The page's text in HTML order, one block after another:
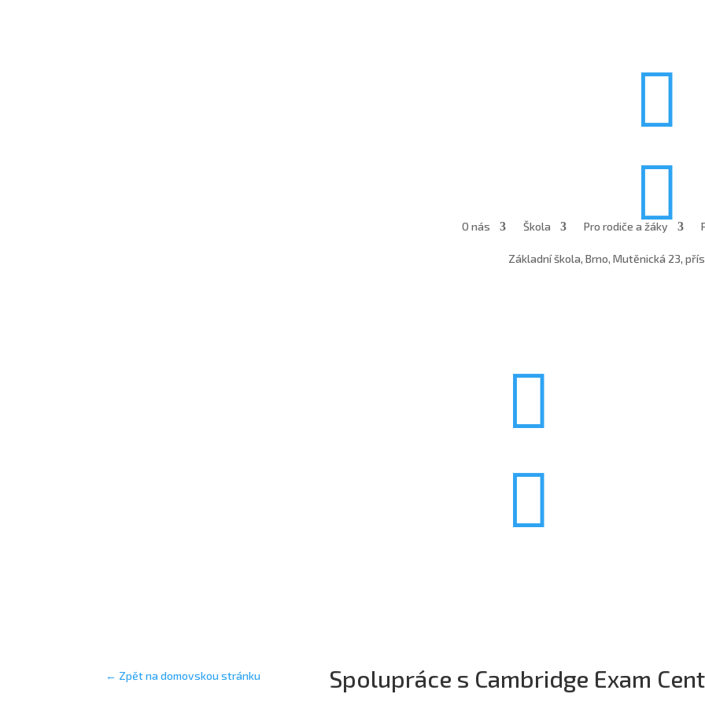


Základní škola, Brno, Mutěnická 23,
O nás Škola Pro rodiče a žáky


← Zpět na domovskou stránku Spolupráce s Cambridge Exam